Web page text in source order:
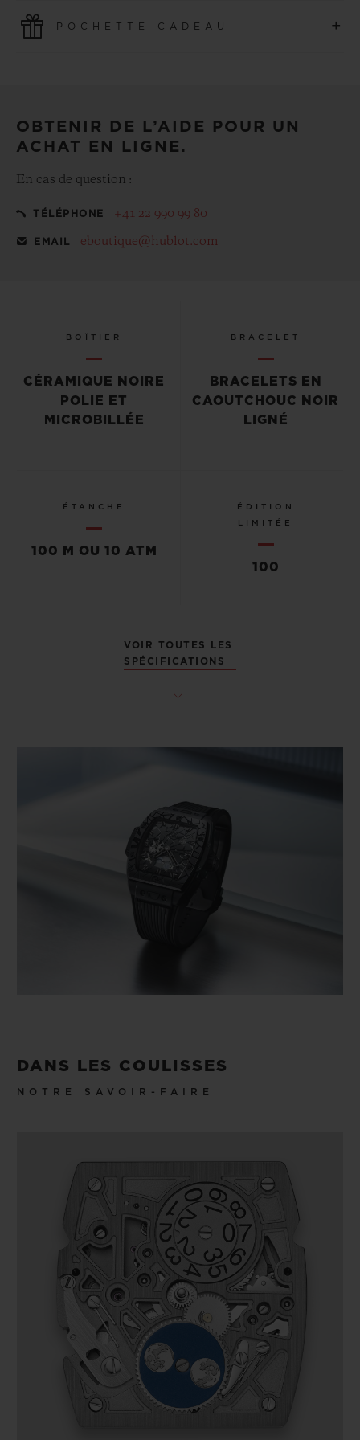
les commandes en ligne sont rapides, sécurisées et
POCHETTE CADEAU +
OBTENIR DE L’AIDE POUR UN
ACHAT EN LIGNE.
En cas de question :
TÉLÉPHONE +41 22 990 99 80
EMAIL eboutique@hublot.com
BOÎTIER
CÉRAMIQUE NOIRE
POLIE ET
MICROBILLÉE
BRACELET
BRACELETS EN
CAOUTCHOUC NOIR
LIGNÉ
ÉTANCHE
100 M OU 10 ATM
ÉDITION
LIMITÉE
100
VOIR TOUTES LES
SPÉCIFICATIONS
DANS LES COULISSES
NOTRE SAVOIR-FAIRE